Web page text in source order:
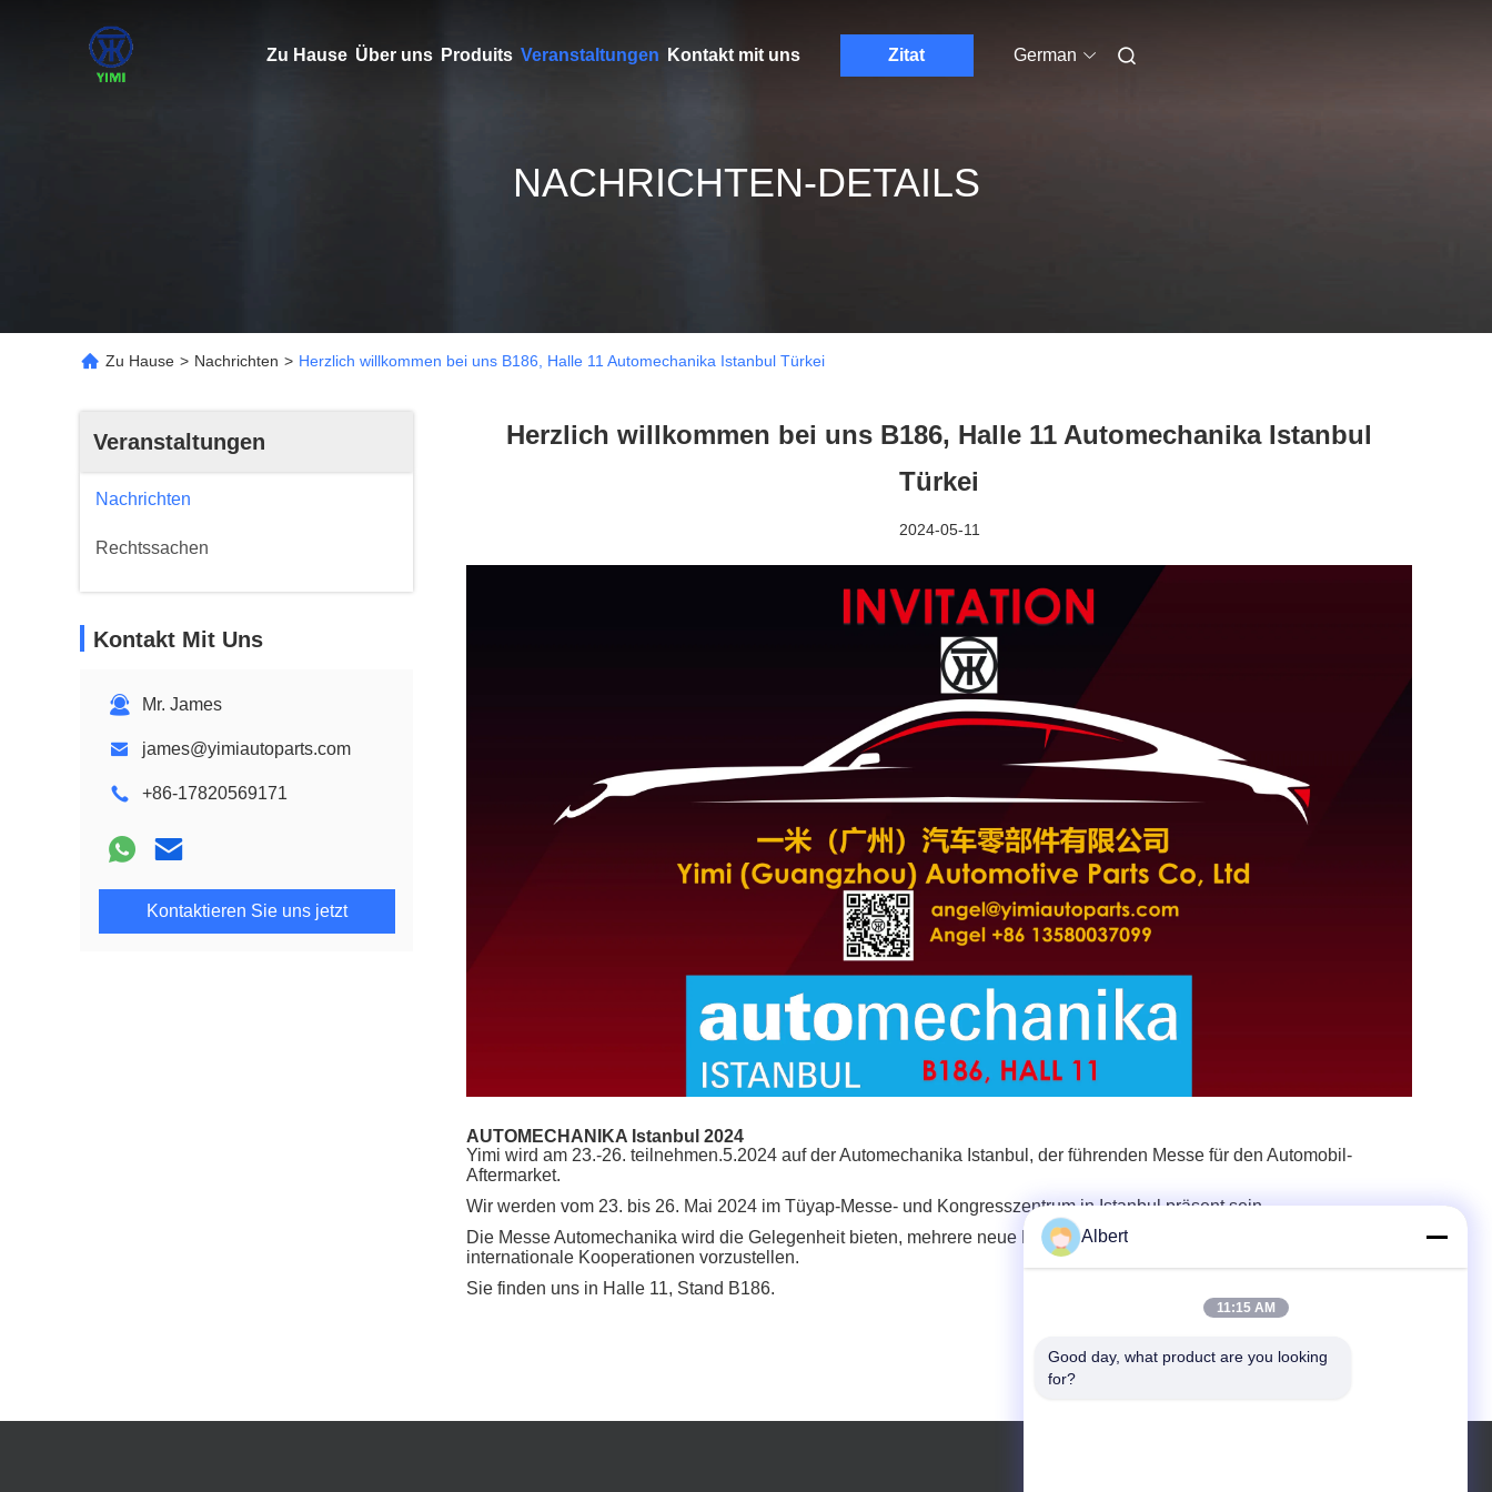
Zu Hause Über uns Produits Veranstaltungen Kontakt mit uns Zitat German
NACHRICHTEN-DETAILS
Zu Hause > Nachrichten > Herzlich willkommen bei uns B186, Halle 11 Automechanika Istanbul Türkei
Veranstaltungen
Nachrichten
Rechtssachen
Kontakt Mit Uns
Mr. James
james@yimiautoparts.com
+86-17820569171
Kontaktieren Sie uns jetzt
Herzlich willkommen bei uns B186, Halle 11 Automechanika Istanbul
Türkei
2024-05-11
AUTOMECHANIKA Istanbul 2024
Yimi wird am 23.-26. teilnehmen.5.2024 auf der Automechanika Istanbul, der führenden Messe für den Automobil-
Aftermarket.
Wir werden vom 23. bis 26. Mai 2024 im Tüyap-Messe- und Kongresszentrum in Istanbul präsent sein.
Die Messe Automechanika wird die Gelegenheit bieten, mehrere neue Produkte, neue Projekte und wichtige
internationale Kooperationen vorzustellen.
Sie finden uns in Halle 11, Stand B186.
Albert
11:15 AM
Good day, what product are you looking
for?